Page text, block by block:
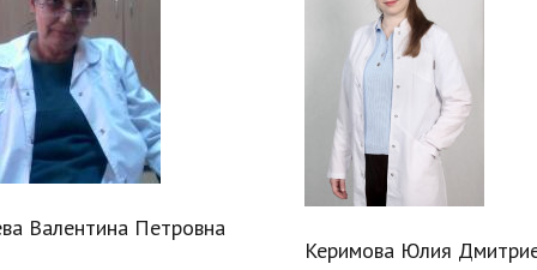
Валентина Петровна
Керимова Юлия